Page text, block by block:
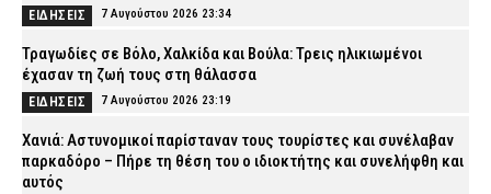
ΕΙΔΗΣΕΙΣ 7 Αυγούστου 2026 23:34
Τραγωδίες σε Βόλο, Χαλκίδα και Βούλα: Τρεις ηλικιωμένοι
έχασαν τη ζωή τους στη θάλασσα
ΕΙΔΗΣΕΙΣ 7 Αυγούστου 2026 23:19
Χανιά: Αστυνομικοί παρίσταναν τους τουρίστες και συνέλαβαν
παρκαδόρο – Πήρε τη θέση του ο ιδιοκτήτης και συνελήφθη και
αυτός